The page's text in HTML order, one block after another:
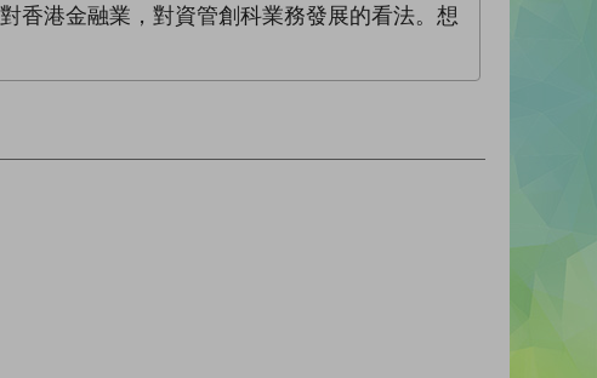
香港金融業，對資管創科業務發展的看法。想